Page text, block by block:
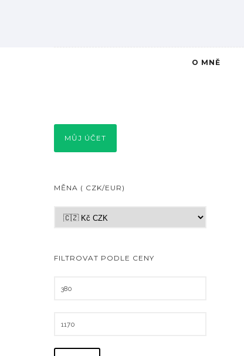
O MNĚ
MŮJ ÚČET
MĚNA ( CZK/EUR)
FILTROVAT PODLE CENY